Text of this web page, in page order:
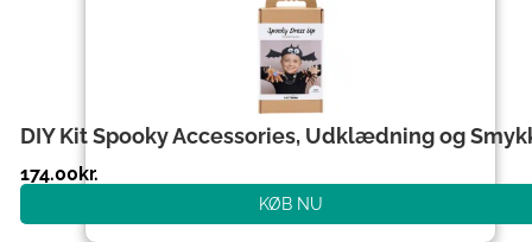
DIY Kit Spooky Accessories, Udklædning og
174.00kr.
KØB NU